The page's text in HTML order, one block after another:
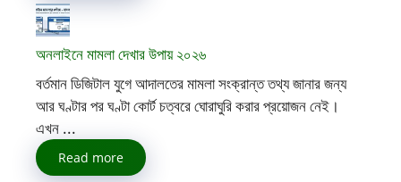
অনলাইনে মামলা দেখার উপায় ২০২৬
বর্তমান ডিজিটাল যুগে আদালতের মামলা সংক্রান্ত তথ্য জানার জন্য
আর ঘণ্টার পর ঘণ্টা কোর্ট চত্বরে ঘোরাঘুরি করার প্রয়োজন নেই।
এখন ...
Read more